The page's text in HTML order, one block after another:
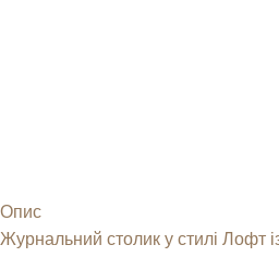
Опис
Журнальний столик у стилі Лофт